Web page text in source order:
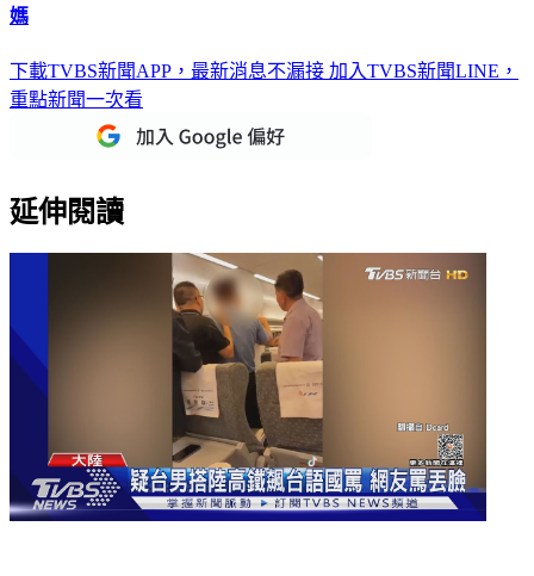
媽
下載TVBS新聞APP，最新消息不漏接 加入TVBS新聞LINE，
重點新聞一次看
延伸閱讀